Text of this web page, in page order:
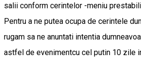
salii conform cerintelor -meniu
Pentru a ne putea ocupa de cerintele
rugam sa ne anuntati intentia
astfel de evenimentcu cel putin 10 zile